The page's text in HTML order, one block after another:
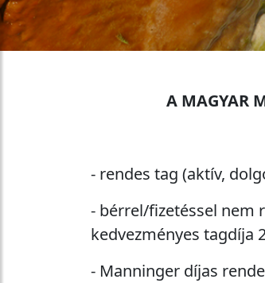
A MAGYAR
- rendes tag (aktív,
- bérrel/fizetéssel nem
kedvezményes tagdíja
- Manninger díjas